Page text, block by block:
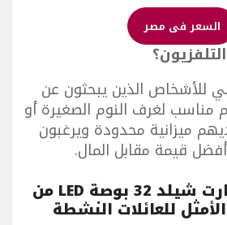
السعر فى مصر
للأشخاص الذين يبحثون عن
مناسب لغرف النوم الصغيرة أو
ميزانية محدودة ويرغبون
قيمة مقابل المال.
تلفزيون سمارت شيلد 32 بوصة LED من
للعائلات النشطة